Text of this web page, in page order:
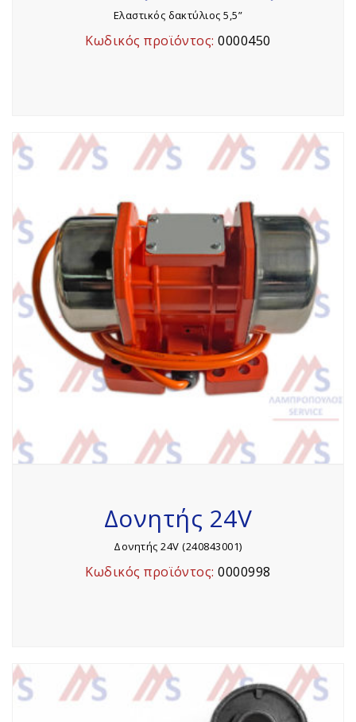
Ελαστικός δακτύλιος 5,5”
Κωδικός προϊόντος:0000450
Δονητής 24V
Δονητής 24V (240843001)
Κωδικός προϊόντος:0000998